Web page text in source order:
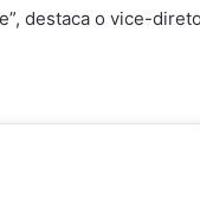
destaca o vice-